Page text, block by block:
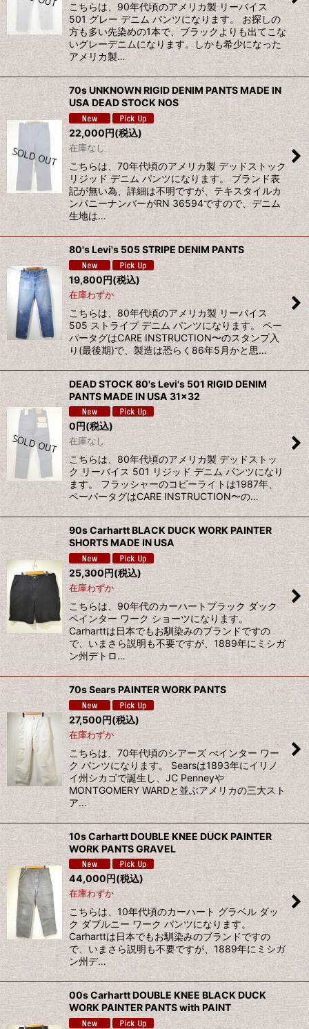
こちらは、90年代頃のアメリカ製 リーバイス
501 グレー デニム パンツになります。 お探しの
方も多い先染めの1本で、ブラックよりも出てこな
いグレーデニムになります。しかも希少になった
アメリカ製…
70s UNKNOWN RIGID DENIM PANTS MADE IN
USA DEAD STOCK NOS
22,000円(税込)
在庫なし
こちらは、70年代頃のアメリカ製 デッドストック
リジッド デニム パンツになります。 ブランド表
記が無い為、詳細は不明ですが、テキスタイルカ
ンパニーナンバーがRN 36594ですので、デニム
生地は…
80's Levi's 505 STRIPE DENIM PANTS
19,800円(税込)
在庫わずか
こちらは、80年代頃のアメリカ製 リーバイス
505 ストライプ デニム パンツになります。 ペー
パータグはCARE INSTRUCTION〜のスタンプ入
り(最後期)で、製造は恐らく86年5月かと思…
DEAD STOCK 80's Levi's 501 RIGID DENIM
PANTS MADE IN USA 31×32
0円(税込)
在庫なし
こちらは、80年代頃のアメリカ製 デッドストッ
ク リーバイス 501 リジッド デニム パンツになり
ます。 フラッシャーのコピーライトは1987年、
ペーパータグはCARE INSTRUCTION〜の…
90s Carhartt BLACK DUCK WORK PAINTER
SHORTS MADE IN USA
25,300円(税込)
在庫わずか
こちらは、90年代のカーハートブラック ダック
ペインター ワーク ショーツになります。
Carharttは日本でもお馴染みのブランドですの
で、いまさら説明も不要ですが、1889年にミシガ
ン州デトロ…
70s Sears PAINTER WORK PANTS
27,500円(税込)
在庫わずか
こちらは、70年代頃のシアーズ ぺインター ワー
ク パンツになります。 Searsは1893年にイリノ
イ州シカゴで誕生し、JC Penneyや
MONTGOMERY WARDと並ぶアメリカの三大スト
ア…
10s Carhartt DOUBLE KNEE DUCK PAINTER
WORK PANTS GRAVEL
44,000円(税込)
在庫わずか
こちらは、10年代頃のカーハート グラベル ダッ
ク ダブルニー ワーク パンツになります。
Carharttは日本でもお馴染みのブランドですの
で、いまさら説明も不要ですが、1889年にミシガ
ン州デ…
00s Carhartt DOUBLE KNEE BLACK DUCK
WORK PAINTER PANTS with PAINT